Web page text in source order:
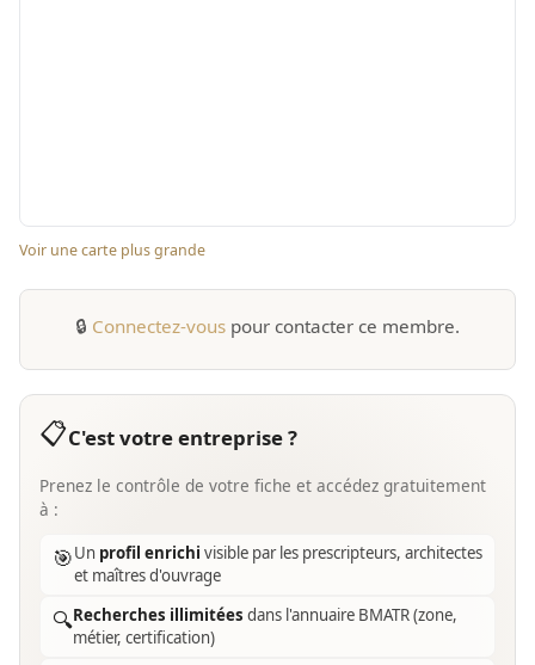
Voir une carte plus grande
🔒 Connectez-vous pour contacter ce membre.
📋C'est votre entreprise ?
Prenez le contrôle de votre fiche et accédez gratuitement
à :
🎯Un profil enrichi visible par les prescripteurs, architectes
et maîtres d'ouvrage
🔍Recherches illimitées dans l'annuaire BMATR (zone,
métier, certification)